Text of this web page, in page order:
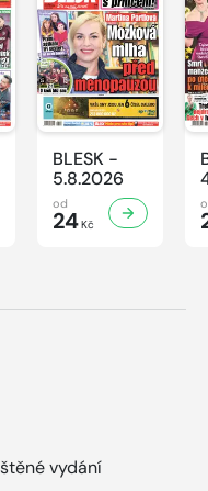
BLESK -
5.8.2026
od
24Kč
vydání